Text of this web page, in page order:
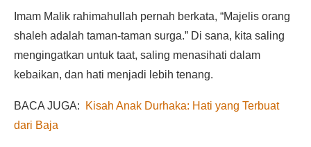
Imam Malik rahimahullah pernah berkata, “Majelis orang
shaleh adalah taman-taman surga.” Di sana, kita saling
mengingatkan untuk taat, saling menasihati dalam
kebaikan, dan hati menjadi lebih tenang.
BACA JUGA:
Kisah Anak Durhaka: Hati yang Terbuat
dari Baja